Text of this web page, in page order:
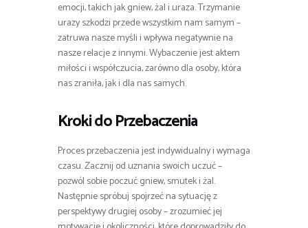
emocji, takich jak gniew, żal i uraza. Trzymanie
urazy szkodzi przede wszystkim nam samym –
zatruwa nasze myśli i wpływa negatywnie na
nasze relacje z innymi. Wybaczenie jest aktem
miłości i współczucia, zarówno dla osoby, która
nas zraniła, jak i dla nas samych.
Kroki do Przebaczenia
Proces przebaczenia jest indywidualny i wymaga
czasu. Zacznij od uznania swoich uczuć –
pozwól sobie poczuć gniew, smutek i żal.
Następnie spróbuj spojrzeć na sytuację z
perspektywy drugiej osoby – zrozumieć jej